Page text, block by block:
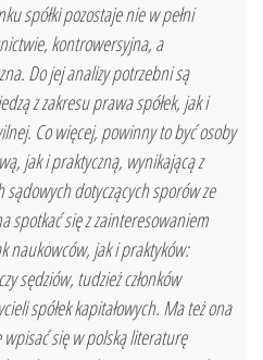
spółki pozostaje nie w pełni
kontrowersyjna, a
Do jej analizy potrzebni są
z zakresu prawa spółek, jak i
Co więcej, powinny to być osoby
jak i praktyczną, wynikającą z
dotyczących sporów ze
spotkać się z zainteresowaniem
naukowców, jak i praktyków:
sędziów, tudzież członków
spółek kapitałowych. Ma też ona
się w polską literaturę